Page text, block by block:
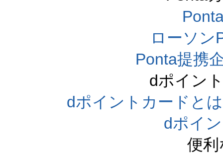
ローソン
Ponta提携
dポイン
dポイントカードと
dポイ
便